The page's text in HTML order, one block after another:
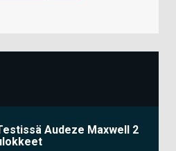
Audeze Maxwell 2